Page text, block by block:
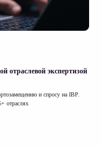
отраслевой экспертизой
и спросу на IBP.
отраслях